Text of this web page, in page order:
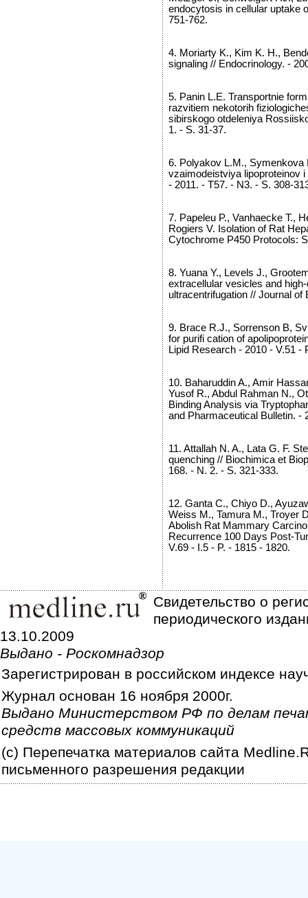
endocytosis in cellular uptake
751-762.
4. Moriarty K., Kim K. H.,
signaling // Endocrinology. -
5. Panin L.E. Transportnie
razvitiem nekotorih
sibirskogo otdeleniya
1. - S. 31-37.
6. Polyakov L.M., Symenkova
vzaimodeistviya lipoproteinov
- 2011. - T57. - N3. - S. 308-
7. Papeleu P., Vanhaecke T.,
Rogiers V. Isolation of Rat
Cytochrome P450 Protocols:
8. Yuana Y., Levels J.,
extracellular vesicles and
ultracentrifugation // Journal of
9. Brace R.J., Sorrenson B,
for purifi cation of
Lipid Research - 2010 - V.51 -
10. Baharuddin A., Amir
Yusof R., Abdul Rahman N.,
Binding Analysis via
and Pharmaceutical Bulletin. -
11. Attallah N. A., Lata G. F.
quenching // Biochimica et
168. - N. 2. - S. 321-333.
12. Ganta C., Chiyo D.,
Weiss M., Tamura M., Troyer
Abolish Rat Mammary
Recurrence 100 Days Post-
V.69 - I.5 - P. - 1815 - 1820.
Свидетельство о
периодического
13.10.2009
Выдано - Роскомнадзор
Зарегистрирован в российском индексе
Журнал основан 16 ноября 2000г.
Выдано Министерством РФ по делам
средств массовых коммуникаций
(c) Перепечатка материалов сайта
письменного разрешения редакции